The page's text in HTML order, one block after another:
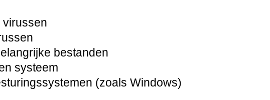
virussen
bestanden
systeem
(zoals Windows)